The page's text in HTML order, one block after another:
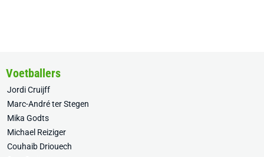
Voetballers
Jordi Cruijff
Marc-André ter Stegen
Mika Godts
Michael Reiziger
Couhaib Driouech